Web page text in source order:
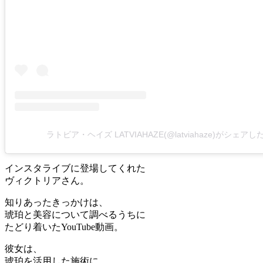
ラトビア・ヘイズ LATVIAHAZE(@latviahaze)がシェアし
インスタライブに登場してくれた
ヴィクトリアさん。
知りあったきっかけは、
琥珀と美容について調べるうちに
たどり着いたYouTube動画。
彼女は、
琥珀を活用した施術に